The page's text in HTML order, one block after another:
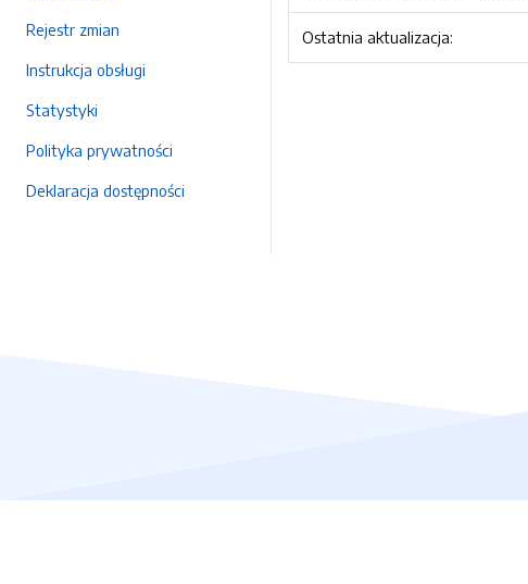
Rejestr zmian
Instrukcja obsługi
Statystyki
Polityka prywatności
Deklaracja dostępności
Ostatnia aktualizacja: